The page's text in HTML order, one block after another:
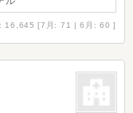
: 16,645 [7月: 71 | 6月: 60 ]